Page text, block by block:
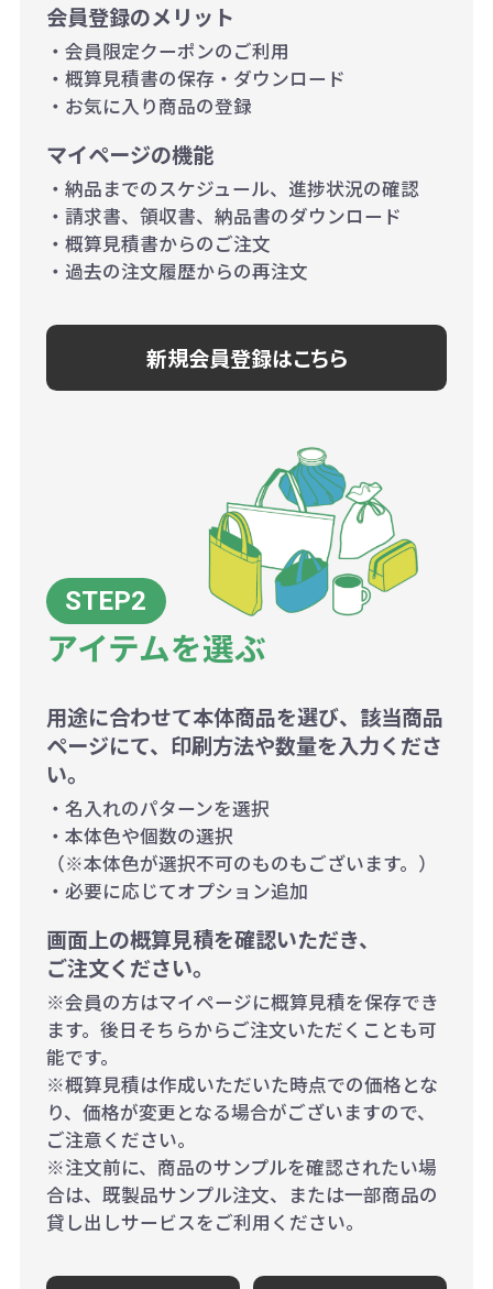
1,000個以上：28円（1個当た
り）
会員登録のメリット
・会員限定クーポンのご利用
・概算見積書の保存・ダウンロード
・お気に入り商品の登録
マイページの機能
・納品までのスケジュール、進捗状況の確認
・請求書、領収書、納品書のダウンロード
・概算見積書からのご注文
・過去の注文履歴からの再注文
新規会員登録はこちら
アイテムを選ぶ
用途に合わせて本体商品を選び、該当商品
ページにて、印刷方法や数量を入力くださ
い。
・名入れのパターンを選択
・本体色や個数の選択
（※本体色が選択不可のものもございます。）
・必要に応じてオプション追加
画面上の概算見積を確認いただき、
ご注文ください。
※会員の方はマイページに概算見積を保存でき
ます。後日そちらからご注文いただくことも可
能です。
※概算見積は作成いただいた時点での価格とな
り、価格が変更となる場合がございますので、
ご注意ください。
※注文前に、商品のサンプルを確認されたい場
合は、既製品サンプル注文、または一部商品の
貸し出しサービスをご利用ください。